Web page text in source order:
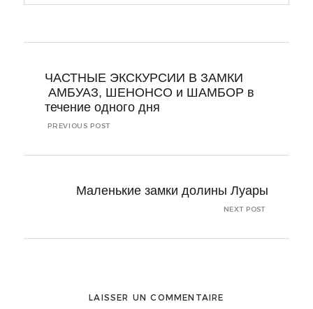
l’article
ЧАСТНЫЕ ЭКСКУРСИИ В ЗАМКИ
АМБУАЗ, ШЕНОНСО и ШАМБОР в
течение одного дня
PREVIOUS POST
Маленькие замки долины Луары
NEXT POST
LAISSER UN COMMENTAIRE